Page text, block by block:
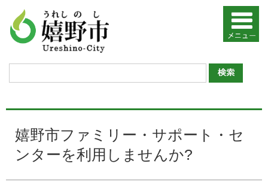
嬉野市ファミリー・サポート・セ
ンターを利用しませんか?